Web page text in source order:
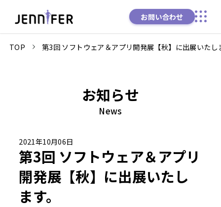
お問い合わせ
TOP 第3回 ソフトウェア＆アプリ開発展【秋】に出展いたし
お知らせ
News
2021年10月06日
第3回 ソフトウェア＆アプリ
開発展【秋】に出展いたし
ます。